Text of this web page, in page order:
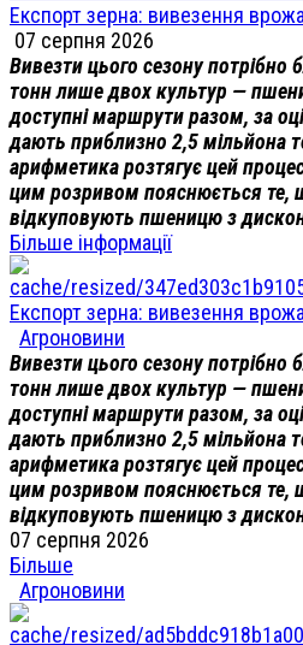
Експорт зерна: вивезення
07 серпня 2026
Вивезти цього сезону потрібно
тонн лише двох культур —
доступні маршрути разом, за
дають приблизно 2,5 мільйона
арифметика розтягує цей
цим розривом пояснюється те,
відкуповують пшеницю з
Більше інформації
Експорт зерна: вивезення
Агроновини
Вивезти цього сезону потрібно
тонн лише двох культур —
доступні маршрути разом, за
дають приблизно 2,5 мільйона
арифметика розтягує цей
цим розривом пояснюється те,
відкуповують пшеницю з
07 серпня 2026
Більше
Агроновини